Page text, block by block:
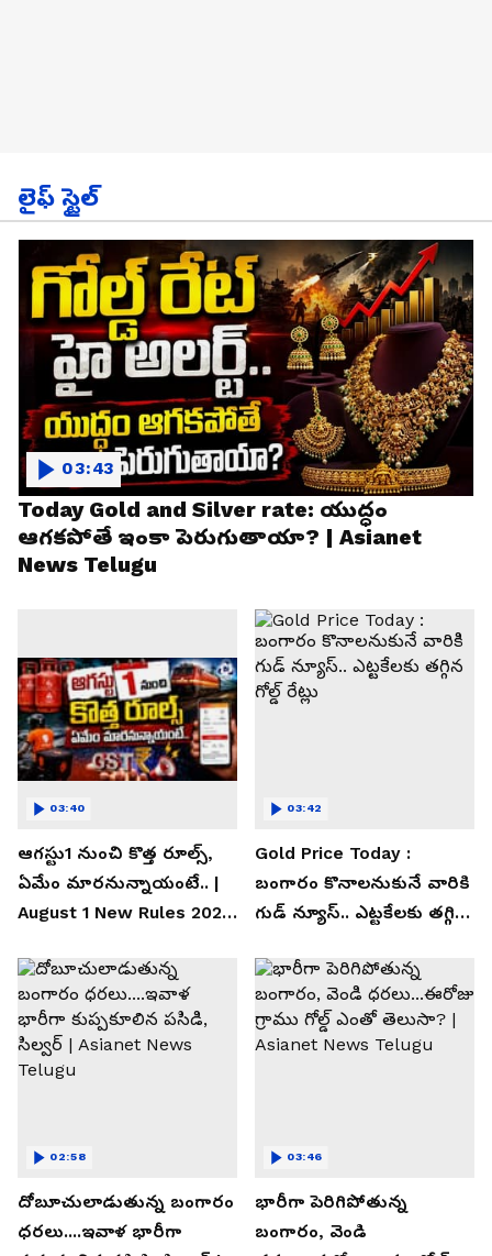
లైఫ్ స్టైల్
Today Gold and Silver rate: యుద్ధం
ఆగకపోతే ఇంకా పెరుగుతాయా? | Asianet
News Telugu
03:43
ఆగస్టు1 నుంచి కొత్త రూల్స్,
ఏమేం మారనున్నాయంటే.. |
August 1 New Rules 2026
03:40
Gold Price Today :
బంగారం కొనాలనుకునే వారికి
గుడ్ న్యూస్.. ఎట్టకేలకు తగ్గిన
03:42
దోబూచులాడుతున్న బంగారం
ధరలు....ఇవాళ భారీగా
02:58
భారీగా పెరిగిపోతున్న
బంగారం, వెండి
03:46